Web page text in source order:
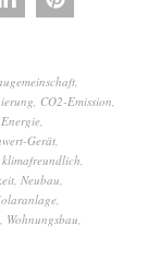
,
, CO2-Emission,
,
Gerät,
klimafreundlich,
, Neubau,
,
, Wohnungsbau,